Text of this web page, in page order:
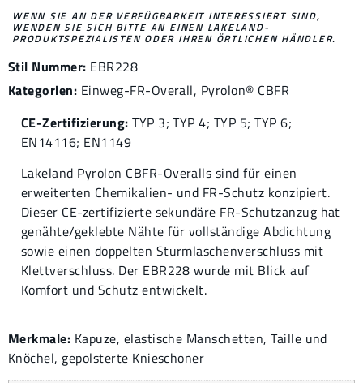
WENN SIE AN DER VERFÜGBARKEIT INTERESSIERT SIND,
WENDEN SIE SICH BITTE AN EINEN LAKELAND-
PRODUKTSPEZIALISTEN ODER IHREN ÖRTLICHEN HÄNDLER.
Stil Nummer: EBR228
Kategorien: Einweg-FR-Overall, Pyrolon® CBFR
CE-Zertifizierung:TYP 3; TYP 4; TYP 5; TYP 6;
EN14116; EN1149
Lakeland Pyrolon CBFR-Overalls sind für einen
erweiterten Chemikalien- und FR-Schutz konzipiert.
Dieser CE-zertifizierte sekundäre FR-Schutzanzug hat
genähte/geklebte Nähte für vollständige Abdichtung
sowie einen doppelten Sturmlaschenverschluss mit
Klettverschluss. Der EBR228 wurde mit Blick auf
Komfort und Schutz entwickelt.
Merkmale: Kapuze, elastische Manschetten, Taille und
Knöchel, gepolsterte Knieschoner